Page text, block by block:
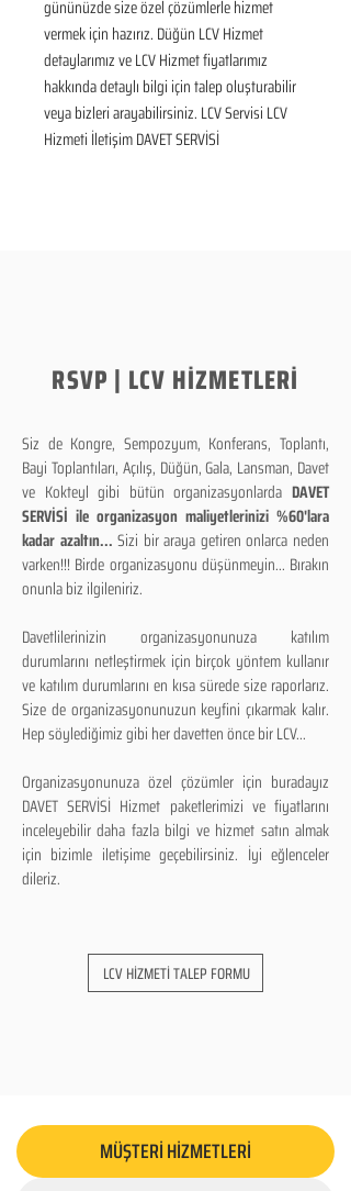
gününüzde size özel çözümlerle hizmet
vermek için hazırız. Düğün LCV Hizmet
detaylarımız ve LCV Hizmet fiyatlarımız
hakkında detaylı bilgi için talep oluşturabilir
veya bizleri arayabilirsiniz. LCV Servisi LCV
Hizmeti İletişim DAVET SERVİSİ
RSVP | LCV HİZMETLERİ
Siz de Kongre, Sempozyum, Konferans, Toplantı,
Bayi Toplantıları, Açılış, Düğün, Gala, Lansman, Davet
ve Kokteyl gibi bütün organizasyonlarda DAVET
SERVİSİ ile organizasyon maliyetlerinizi %60'lara
kadar azaltın...Sizi bir araya getiren onlarca neden
varken!!! Birde organizasyonu düşünmeyin... Bırakın
onunla biz ilgileniriz.
Davetlilerinizin organizasyonunuza katılım
durumlarını netleştirmek için birçok yöntem kullanır
ve katılım durumlarını en kısa sürede size raporlarız.
Size de organizasyonunuzun keyfini çıkarmak kalır.
Hep söylediğimiz gibi her davetten önce bir LCV...
Organizasyonunuza özel çözümler için buradayız
DAVET SERVİSİ Hizmet paketlerimizi ve fiyatlarını
inceleyebilir daha fazla bilgi ve hizmet satın almak
için bizimle iletişime geçebilirsiniz. İyi eğlenceler
dileriz.
LCV HİZMETİ TALEP FORMU
MÜŞTERİ HİZMETLERİ